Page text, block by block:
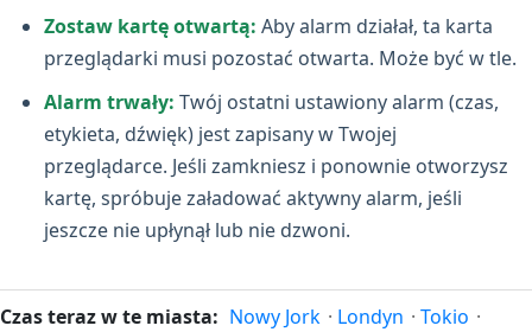
Zostaw kartę otwartą: Aby alarm działał, ta karta
przeglądarki musi pozostać otwarta. Może być w tle.
Alarm trwały: Twój ostatni ustawiony alarm (czas,
etykieta, dźwięk) jest zapisany w Twojej
przeglądarce. Jeśli zamkniesz i ponownie otworzysz
kartę, spróbuje załadować aktywny alarm, jeśli
jeszcze nie upłynął lub nie dzwoni.
Czas teraz w te miasta: Nowy Jork · Londyn · Tokio ·